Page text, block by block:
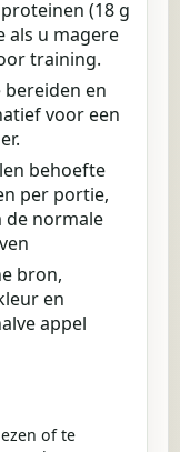
(18 g
als u magere
training.
bereiden en
voor een
behoefte
per portie,
de normale
bron,
en
appel
of te